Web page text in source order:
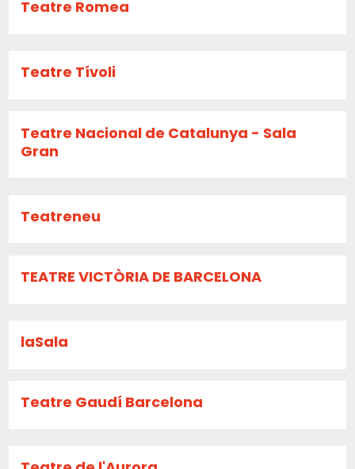
Teatre Romea
Teatre Tívoli
Teatre Nacional de Catalunya - Sala
Gran
Teatreneu
TEATRE VICTÒRIA DE BARCELONA
laSala
Teatre Gaudí Barcelona